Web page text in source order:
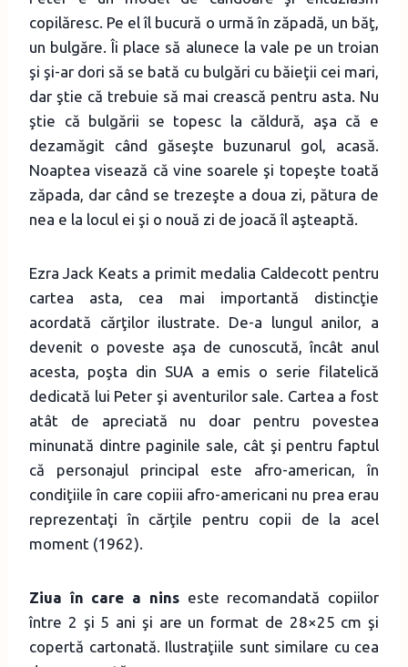
copilăresc. Pe el îl bucură o urmă în zăpadă, un băţ,
un bulgăre. Îi place să alunece la vale pe un troian
şi şi-ar dori să se bată cu bulgări cu băieţii cei mari,
dar ştie că trebuie să mai crească pentru asta. Nu
ştie că bulgării se topesc la căldură, aşa că e
dezamăgit când găseşte buzunarul gol, acasă.
Noaptea visează că vine soarele şi topeşte toată
zăpada, dar când se trezeşte a doua zi, pătura de
nea e la locul ei şi o nouă zi de joacă îl aşteaptă.
Ezra Jack Keats a primit medalia Caldecott pentru
cartea asta, cea mai importantă distincţie
acordată cărţilor ilustrate. De-a lungul anilor, a
devenit o poveste aşa de cunoscută, încât anul
acesta, poşta din SUA a emis o serie filatelică
dedicată lui Peter şi aventurilor sale. Cartea a fost
atât de apreciată nu doar pentru povestea
minunată dintre paginile sale, cât şi pentru faptul
că personajul principal este afro-american, în
condiţiile în care copiii afro-americani nu prea erau
reprezentaţi în cărţile pentru copii de la acel
moment (1962).
Ziua în care a ninseste recomandată copiilor
între 2 şi 5 ani şi are un format de 28×25 cm şi
copertă cartonată. Ilustraţiile sunt similare cu cea